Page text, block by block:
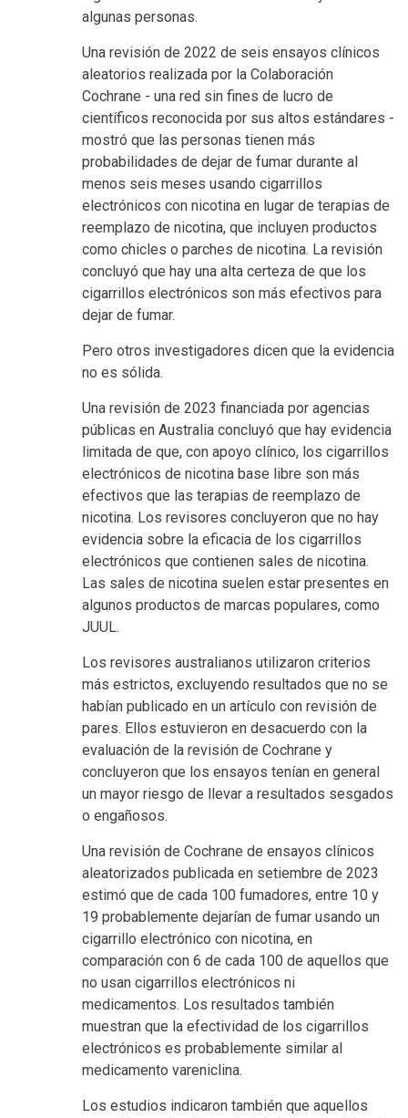
algunas personas.
Una revisión de 2022 de seis ensayos clínicos
aleatorios realizada por la Colaboración
Cochrane - una red sin fines de lucro de
científicos reconocida por sus altos estándares -
mostró que las personas tienen más
probabilidades de dejar de fumar durante al
menos seis meses usando cigarrillos
electrónicos con nicotina en lugar de terapias de
reemplazo de nicotina, que incluyen productos
como chicles o parches de nicotina. La revisión
concluyó que hay una alta certeza de que los
cigarrillos electrónicos son más efectivos para
dejar de fumar.
Pero otros investigadores dicen que la evidencia
no es sólida.
Una revisión de 2023 financiada por agencias
públicas en Australia concluyó que hay evidencia
limitada de que, con apoyo clínico, los cigarrillos
electrónicos de nicotina base libre son más
efectivos que las terapias de reemplazo de
nicotina. Los revisores concluyeron que no hay
evidencia sobre la eficacia de los cigarrillos
electrónicos que contienen sales de nicotina.
Las sales de nicotina suelen estar presentes en
algunos productos de marcas populares, como
JUUL.
Los revisores australianos utilizaron criterios
más estrictos, excluyendo resultados que no se
habían publicado en un artículo con revisión de
pares. Ellos estuvieron en desacuerdo con la
evaluación de la revisión de Cochrane y
concluyeron que los ensayos tenían en general
un mayor riesgo de llevar a resultados sesgados
o engañosos.
Una revisión de Cochrane de ensayos clínicos
aleatorizados publicada en setiembre de 2023
estimó que de cada 100 fumadores, entre 10 y
19 probablemente dejarían de fumar usando un
cigarrillo electrónico con nicotina, en
comparación con 6 de cada 100 de aquellos que
no usan cigarrillos electrónicos ni
medicamentos. Los resultados también
muestran que la efectividad de los cigarrillos
electrónicos es probablemente similar al
medicamento vareniclina.
Los estudios indicaron también que aquellos